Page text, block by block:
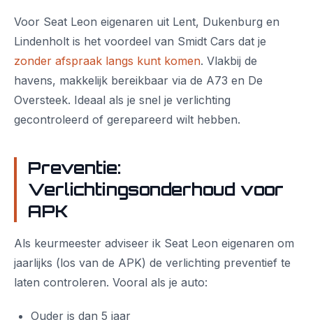
Voor Seat Leon eigenaren uit Lent, Dukenburg en
Lindenholt is het voordeel van Smidt Cars dat je
zonder afspraak langs kunt komen. Vlakbij de
havens, makkelijk bereikbaar via de A73 en De
Oversteek. Ideaal als je snel je verlichting
gecontroleerd of gerepareerd wilt hebben.
Preventie:
Verlichtingsonderhoud voor
APK
Als keurmeester adviseer ik Seat Leon eigenaren om
jaarlijks (los van de APK) de verlichting preventief te
laten controleren. Vooral als je auto:
Ouder is dan 5 jaar